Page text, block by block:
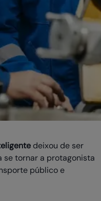
deixou de ser
tornar a protagonista
público e